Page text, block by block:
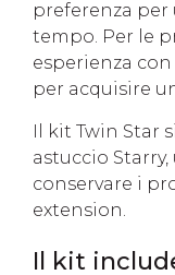
preferenza per
tempo. Per le
esperienza
per acquisire
Il kit Twin Star
astuccio
conservare i
extension.
Il kit